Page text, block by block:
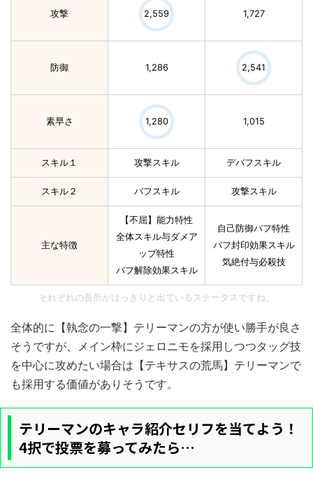
攻撃 2,559 1,727
防御 1,286 2,541
素早さ 1,280 1,015
スキル１ 攻撃スキル デバフスキル
スキル２ バフスキル 攻撃スキル
主な特徴
【不屈】能力特性
全体スキル与ダメア
ップ特性
バフ解除効果スキル
自己防御バフ特性
バフ封印効果スキル
気絶付与必殺技
それぞれの長所がはっきりと出ているステータスですね。
全体的に【執念の一撃】テリーマンの方が使い勝手が良さ
そうですが、メイン枠にジェロニモを採用しつつタッグ技
を中心に攻めたい場合は【テキサスの荒馬】テリーマンで
も採用する価値がありそうです。
テリーマンのキャラ紹介セリフを当てよう！
4択で投票を募ってみたら…